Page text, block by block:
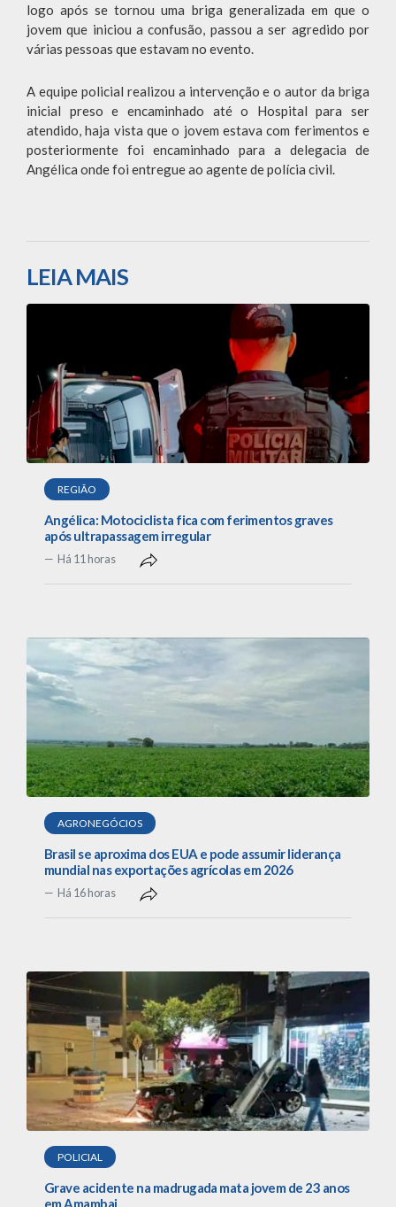
logo após se tornou uma briga generalizada em que o
jovem que iniciou a confusão, passou a ser agredido por
várias pessoas que estavam no evento.
A equipe policial realizou a intervenção e o autor da briga
inicial preso e encaminhado até o Hospital para ser
atendido, haja vista que o jovem estava com ferimentos e
posteriormente foi encaminhado para a delegacia de
Angélica onde foi entregue ao agente de polícia civil.
LEIA MAIS
REGIÃO
Angélica: Motociclista fica com ferimentos graves
após ultrapassagem irregular
Há 11 horas
AGRONEGÓCIOS
Brasil se aproxima dos EUA e pode assumir liderança
mundial nas exportações agrícolas em 2026
Há 16 horas
POLICIAL
Grave acidente na madrugada mata jovem de 23 anos
em Amambai